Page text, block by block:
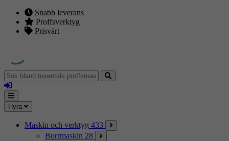
Snabb leverans
Proffsverktyg
Prisvärt
Sök
bland
tusentals
proffsmaskiner
Logga
in
Mina
sidor
Meny
Hyra
Maskin och verktyg 433
Borrmaskin 28